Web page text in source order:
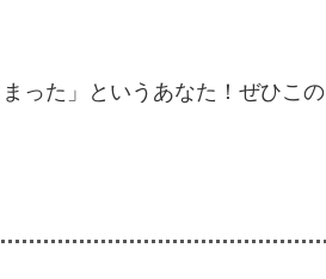
った」というあなた！ぜひこの